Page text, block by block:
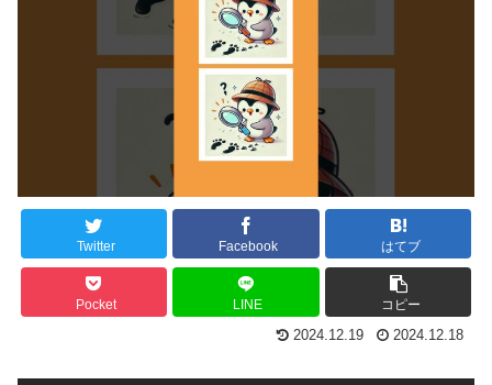
Twitter Facebook はてブ
Pocket LINE コピー
2024.12.19 2024.12.18